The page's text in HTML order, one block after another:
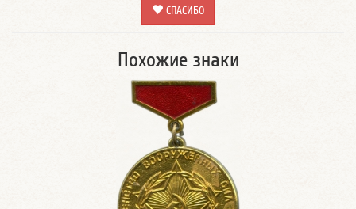
СПАСИБО
Похожие знаки